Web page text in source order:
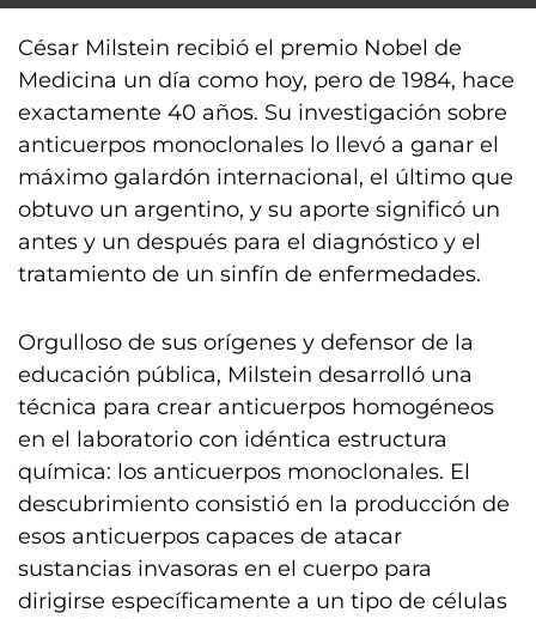
César Milstein recibió el premio Nobel de
Medicina un día como hoy, pero de 1984, hace
exactamente 40 años. Su investigación sobre
anticuerpos monoclonales lo llevó a ganar el
máximo galardón internacional, el último que
obtuvo un argentino, y su aporte significó un
antes y un después para el diagnóstico y el
tratamiento de un sinfín de enfermedades.
Orgulloso de sus orígenes y defensor de la
educación pública, Milstein desarrolló una
técnica para crear anticuerpos homogéneos
en el laboratorio con idéntica estructura
química: los anticuerpos monoclonales. El
descubrimiento consistió en la producción de
esos anticuerpos capaces de atacar
sustancias invasoras en el cuerpo para
dirigirse específicamente a un tipo de células